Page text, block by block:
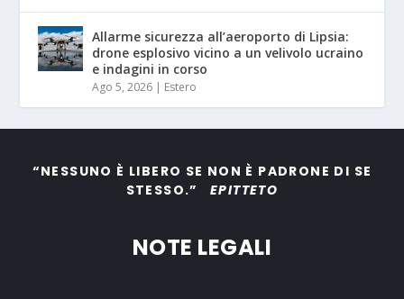
Allarme sicurezza all’aeroporto di Lipsia:
drone esplosivo vicino a un velivolo ucraino
e indagini in corso
Ago 5, 2026 | Estero
“NESSUNO È LIBERO SE NON È PADRONE DI SE
STESSO.”EPITTETO
NOTE LEGALI